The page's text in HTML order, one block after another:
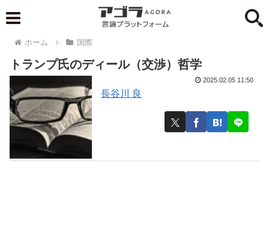
ホーム 国際
トランプ氏のディール（交渉）哲学
長谷川 良
2025.02.05 11:50